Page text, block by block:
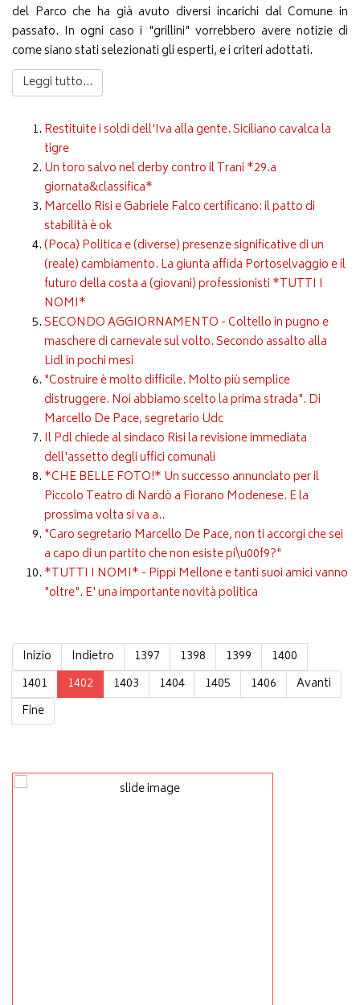
del Parco che ha già avuto diversi incarichi dal Comune in
passato. In ogni caso i "grillini" vorrebbero avere notizie di
come siano stati selezionati gli esperti, e i criteri adottati.
Leggi tutto...
Restituite i soldi dell'Iva alla gente. Siciliano cavalca la
tigre
Un toro salvo nel derby contro il Trani *29.a
giornata&classifica*
Marcello Risi e Gabriele Falco certificano: il patto di
stabilità è ok
(Poca) Politica e (diverse) presenze significative di un
(reale) cambiamento. La giunta affida Portoselvaggio e il
futuro della costa a (giovani) professionisti *TUTTI I
NOMI*
SECONDO AGGIORNAMENTO - Coltello in pugno e
maschere di carnevale sul volto. Secondo assalto alla
Lidl in pochi mesi
"Costruire è molto difficile. Molto più semplice
distruggere. Noi abbiamo scelto la prima strada". Di
Marcello De Pace, segretario Udc
Il Pdl chiede al sindaco Risi la revisione immediata
dell'assetto degli uffici comunali
*CHE BELLE FOTO!* Un successo annunciato per il
Piccolo Teatro di Nardò a Fiorano Modenese. E la
prossima volta si va a..
"Caro segretario Marcello De Pace, non ti accorgi che sei
a capo di un partito che non esiste pi\u00f9?"
*TUTTI I NOMI* - Pippi Mellone e tanti suoi amici vanno
"oltre". E' una importante novità politica
Inizio Indietro 1397 1398 1399
1400
1401
1402 1403 1404 1405 1406
Avanti
Fine